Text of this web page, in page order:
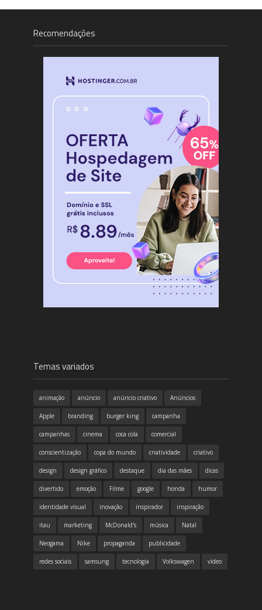
Recomendações
Temas variados
animação anúncio anúncio criativo Anúncios
Apple branding burger king campanha
campanhas cinema coca cola comercial
conscientização copa do mundo criatividade criativo
design design gráfico destaque dia das mães dicas
divertido emoção Filme google honda humor
identidade visual inovação inspirador inspiração
itau marketing McDonald's música Natal
Neogama Nike propaganda publicidade
redes sociais samsung tecnologia Volkswagen vídeo